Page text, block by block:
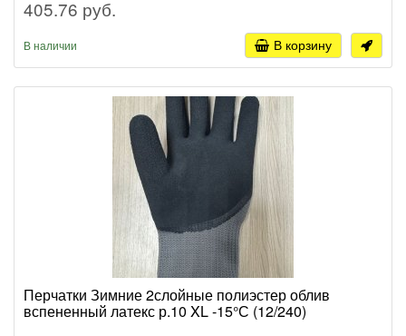
405.76 руб.
В наличии В корзину
Перчатки Зимние 2слойные полиэстер облив
вспененный латекс р.10 XL -15°С (12/240)